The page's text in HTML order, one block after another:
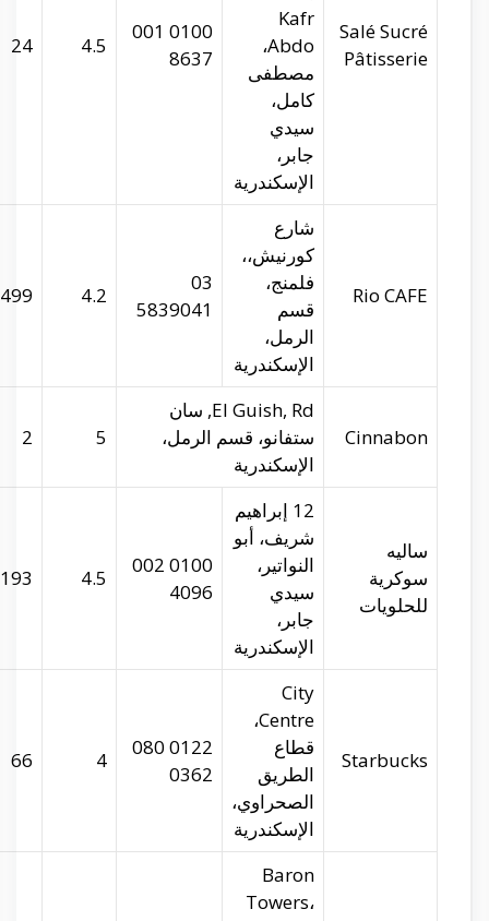
24
31.22543
29.95274
salesucre.com
1499
31.24143
29.95605
riocafe.com
31.24531
29.96615
193
31.22403
29.94742
salesucre.com
66
31.16824
29.9316